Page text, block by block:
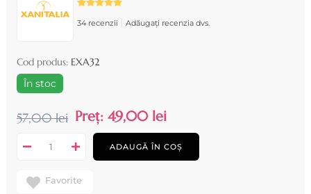
34 recenzii Adăugați recenzia dvs.
Cod produs: EXA32
În stoc
57,00 lei Preț: 49,00 lei
ADAUGĂ ÎN COȘ
Favorite